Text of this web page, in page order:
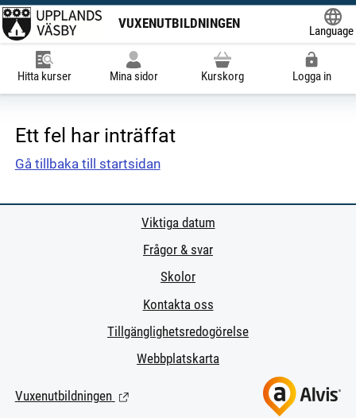
VUXENUTBILDNINGEN
Language
Hitta kurser Mina sidor Kurskorg Logga in
Ett fel har inträffat
Gå tillbaka till startsidan
Viktiga datum
Frågor & svar
Skolor
Kontakta oss
Tillgänglighetsredogörelse
Webbplatskarta
Vuxenutbildningen (Länk till extern sida.)